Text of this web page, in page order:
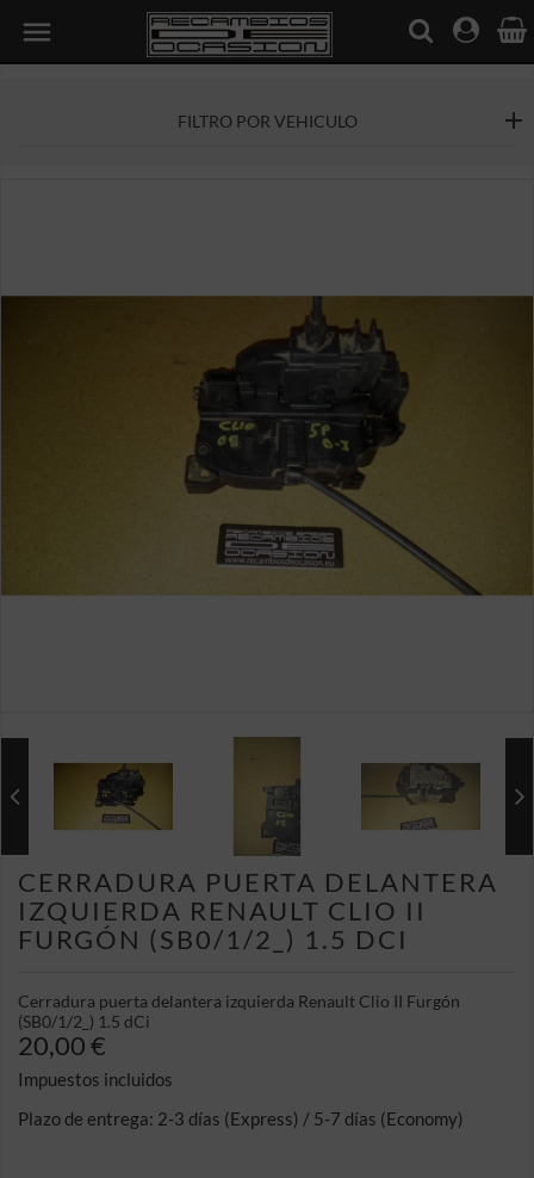

FILTRO POR VEHICULO
CERRADURA PUERTA DELANTERA
IZQUIERDA RENAULT CLIO II
FURGÓN (SB0/1/2_) 1.5 DCI
Cerradura puerta delantera izquierda Renault Clio II Furgón
(SB0/1/2_) 1.5 dCi
20,00 €
Impuestos incluidos
Plazo de entrega: 2-3 días (Express) / 5-7 días (Economy)